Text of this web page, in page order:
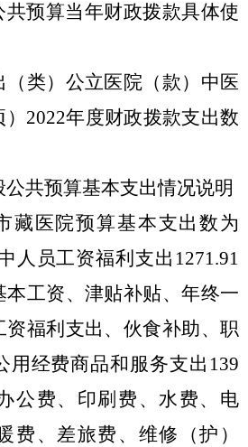
共预算当年财政拨款具体使
（类）公立医院（款）中医
2022年度财政拨款支出数
公共预算基本支出情况说明
藏医院预算基本支出数为
人员工资福利支出1271.91
工资、津贴补贴、年终一
资福利支出、伙食补助、职
用经费商品和服务支出139
公费、印刷费、水费、电
费、差旅费、维修（护）